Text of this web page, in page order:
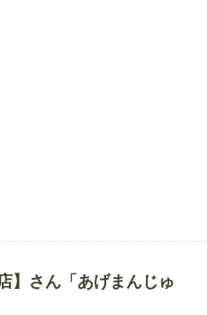
さん「あげまんじゅ